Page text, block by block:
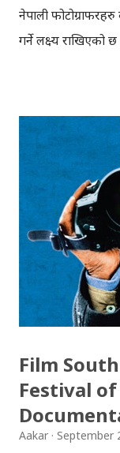
नेपाली
गर्ने लक्ष्य राखिएको
बनाउने लक्ष्य रहेको
सदस्य गौरवध्वज
गरेको साइट ‘एनपी
उनका अनसार यो
आफ्नो प्रतिभा
फोटोग्राफरहरु को
एनपी फोटो’ तपाई
निमन्त्रणाबाट मात्र
गर्नसक्नुहुन्छ । साइट
Film
Festival
Aakar September